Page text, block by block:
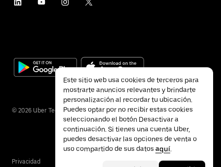
© 2026 Uber Technologies Inc.
Privacidad
Este sitio web usa cookies de terceros para
mostrarte anuncios relevantes y brindarte
personalización al recordar tu ubicación.
Puedes optar por no recibir estas cookies
seleccionando el botón Desactivar a
continuación. Si tienes una cuenta Uber,
puedes desactivar las opciones de venta o
uso compartido de sus datos aquí.